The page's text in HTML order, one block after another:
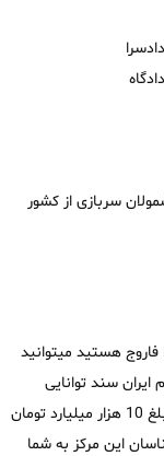
فاروج هستید میتوانید
ایران سند توانایی
تامین وثیقه اجاره ای از مبلغ 1 میلیارد تومان تا مبلغ 10 هزار میلیارد تومان
این مرکز به شما